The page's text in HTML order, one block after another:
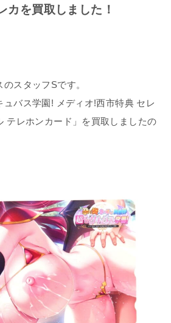
カを買取しました！
スタッフSです。
バス学園! メディオ!西市特典 セレ
テレホンカード」を買取しましたの